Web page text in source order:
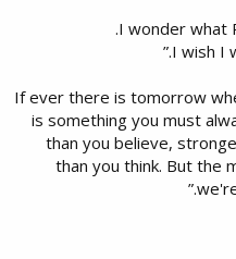
“If ever there is tomorrow
is something you must
than you believe,
than you think. But the